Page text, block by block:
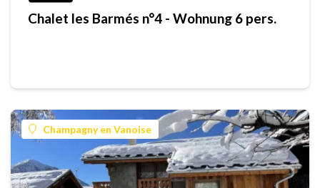
Chalet les Barmés n°4 - Wohnung 6 pers.
Champagny en Vanoise